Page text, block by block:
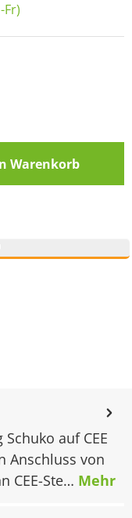
Fr)
Warenkorb
auf CEE
Anschluss von
CEE-Ste… Mehr